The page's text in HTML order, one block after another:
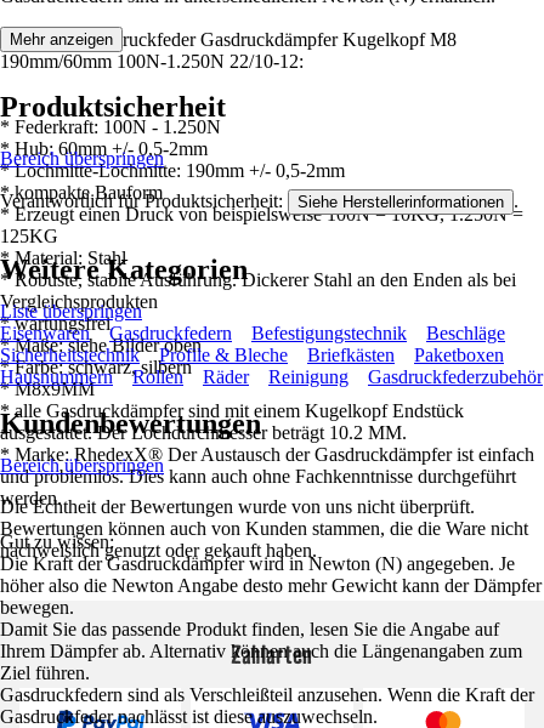
Merkmale Gasdruckfeder Gasdruckdämpfer Kugelkopf M8
190mm/60mm 100N-1.250N 22/10-12:
* Federkraft: 100N - 1.250N
* Hub: 60mm +/- 0,5-2mm
* Lochmitte-Lochmitte: 190mm +/- 0,5-2mm
* kompakte Bauform
* Erzeugt einen Druck von beispielsweise 100N = 10KG, 1.250N =
125KG
* Material: Stahl
* Robuste, stabile Ausführung. Dickerer Stahl an den Enden als bei
Vergleichsprodukten
* wartungsfrei
* Maße: siehe Bilder oben
* Farbe: schwarz, silbern
* M8x9MM
* alle Gasdruckdämpfer sind mit einem Kugelkopf Endstück
ausgestattet. Der Lochdurchmesser beträgt 10.2 MM.
* Marke: RhedexX® Der Austausch der Gasdruckdämpfer ist einfach
und problemlos. Dies kann auch ohne Fachkenntnisse durchgeführt
werden.
Gut zu wissen:
Die Kraft der Gasdruckdämpfer wird in Newton (N) angegeben. Je
höher also die Newton Angabe desto mehr Gewicht kann der Dämpfer
bewegen.
Damit Sie das passende Produkt finden, lesen Sie die Angabe auf
Ihrem Dämpfer ab. Alternativ können auch die Längenangaben zum
Ziel führen.
Gasdruckfedern sind als Verschleißteil anzusehen. Wenn die Kraft der
Gasdruckfeder nachlässt ist diese auszuwechseln.
Mehr anzeigen
Produktsicherheit
Bereich überspringen
Verantwortlich für Produktsicherheit: Siehe Herstellerinformationen .
Weitere Kategorien
Liste überspringen
Eisenwaren
Gasdruckfedern Befestigungstechnik
Beschläge
Sicherheitstechnik
Profile & Bleche Briefkästen
Paketboxen
Hausnummern
Rollen Räder Reinigung Gasdruckfederzubehör
Kundenbewertungen
Bereich überspringen
Die Echtheit der Bewertungen wurde von uns nicht überprüft.
Bewertungen können auch von Kunden stammen, die die Ware nicht
nachweislich genutzt oder gekauft haben.
Zahlarten